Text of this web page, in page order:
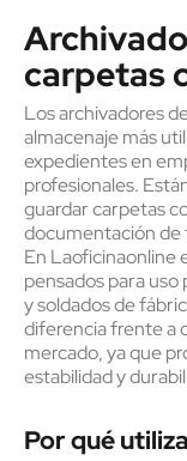
carpetas
Los archivadores
almacenaje más
expedientes en
profesionales.
guardar carpetas
documentación de
En Laoficinaonline
pensados para uso
y soldados de
diferencia frente a
mercado, ya que
estabilidad y
Por qué